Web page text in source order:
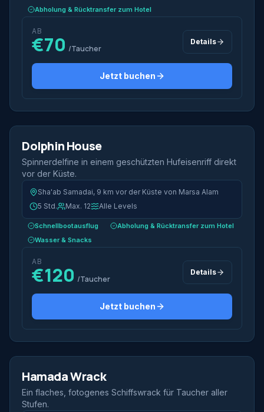
Abholung & Rücktransfer zum Hotel
AB
€70 /Taucher
Details
Jetzt buchen
Ikonisch
2 Tauchgänge
Dolphin House
Spinnerdelfine in einem geschützten Hufeisenriff direkt
vor der Küste.
Sha'ab Samadai, 9 km vor der Küste von Marsa Alam
5 Std.
Max. 12 Alle Levels
Schnellbootausflug
Abholung & Rücktransfer zum Hotel
Wasser & Snacks
AB
€120 /Taucher
Details
Jetzt buchen
Wreck
2 Tauchgänge
Hamada Wrack
Ein flaches, fotogenes Schiffswrack für Taucher aller
Stufen.